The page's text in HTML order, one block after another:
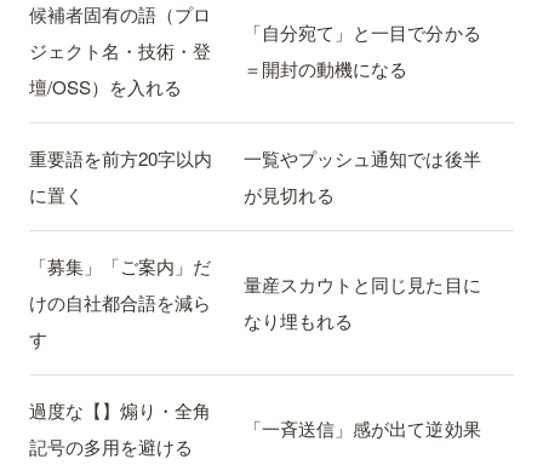
候補者固有の語（プロ
ジェクト名・技術・登
壇/OSS）を入れる
「自分宛て」と一目で分かる
＝開封の動機になる
重要語を前方20字以内
に置く
一覧やプッシュ通知では後半
が見切れる
「募集」「ご案内」だ
けの自社都合語を減ら
す
量産スカウトと同じ見た目に
なり埋もれる
過度な【】煽り・全角
記号の多用を避ける
「一斉送信」感が出て逆効果